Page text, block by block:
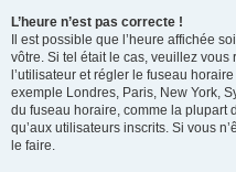
L’heure n’est pas correcte !
Il est possible que l’heure affichée
vôtre. Si tel était le cas, veuillez
l’utilisateur et régler le fuseau
exemple Londres, Paris, New York,
du fuseau horaire, comme la plupart
qu’aux utilisateurs inscrits. Si vous
le faire.